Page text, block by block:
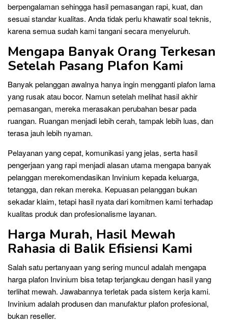
berpengalaman sehingga hasil pemasangan rapi, kuat, dan
sesuai standar kualitas. Anda tidak perlu khawatir soal teknis,
karena semua sudah kami tangani secara menyeluruh.
Mengapa Banyak Orang Terkesan
Setelah Pasang Plafon Kami
Banyak pelanggan awalnya hanya ingin mengganti plafon lama
yang rusak atau bocor. Namun setelah melihat hasil akhir
pemasangan, mereka merasakan perubahan besar pada
ruangan. Ruangan menjadi lebih cerah, tampak lebih luas, dan
terasa jauh lebih nyaman.
Pelayanan yang cepat, komunikasi yang jelas, serta hasil
pengerjaan yang rapi menjadi alasan utama mengapa banyak
pelanggan merekomendasikan Invinium kepada keluarga,
tetangga, dan rekan mereka. Kepuasan pelanggan bukan
sekadar klaim, tetapi hasil nyata dari komitmen kami terhadap
kualitas produk dan profesionalisme layanan.
Harga Murah, Hasil Mewah
Rahasia di Balik Efisiensi Kami
Salah satu pertanyaan yang sering muncul adalah mengapa
harga plafon Invinium bisa tetap terjangkau dengan hasil yang
terlihat mewah. Jawabannya terletak pada sistem kerja kami.
Invinium adalah produsen dan manufaktur plafon profesional,
bukan reseller.